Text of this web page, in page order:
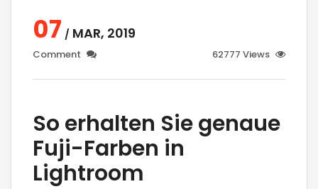
07 / MAR, 2019
Comment 62777 Views
So erhalten Sie genaue
Fuji-Farben in
Lightroom